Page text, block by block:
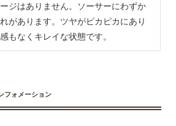
ジはありません。ソーサーにわずか
があります。ツヤがピカピカにあり
もなくキレイな状態です。
フォメーション